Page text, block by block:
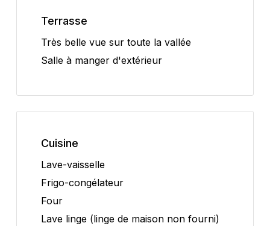
Terrasse
Très belle vue sur toute la vallée
Salle à manger d'extérieur
Cuisine
Lave-vaisselle
Frigo-congélateur
Four
Lave linge (linge de maison non fourni)